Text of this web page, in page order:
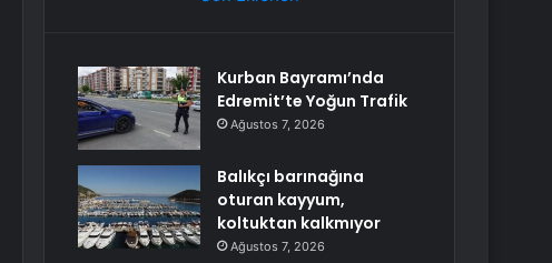
Kurban Bayramı’nda
Edremit’te Yoğun Trafik
Ağustos 7, 2026
Balıkçı barınağına
oturan kayyum,
koltuktan kalkmıyor
Ağustos 7, 2026